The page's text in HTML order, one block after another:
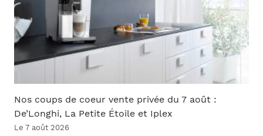
Nos coups de coeur vente privée du 7 août :
De’Longhi, La Petite Étoile et Iplex
Le 7 août 2026